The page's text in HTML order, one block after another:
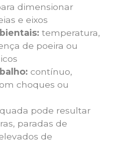
dimensionar
e eixos
temperatura,
de poeira ou
contínuo,
choques ou
pode resultar
paradas de
de